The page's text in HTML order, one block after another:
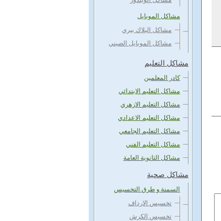
مشاكل الموبايل
مشاكل البلاك بيري
مشاكل الموبايل الصيني
مشاكل التعليم
كادر المعلمين
مشاكل التعليم الابتدائي
مشاكل التعليم الازهري
مشاكل التعليم الاعدادي
مشاكل التعليم الجامعي
مشاكل التعليم الفني
مشاكل الثانوية العامة
مشاكل صحية
السمنة و طرق التخسيس
تخسيس الارداف
تخسيس الكرش